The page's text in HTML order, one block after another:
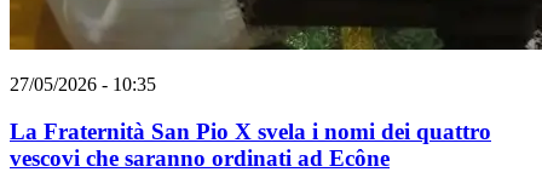
27/05/2026 - 10:35
La Fraternità San Pio X svela i nomi dei quattro
vescovi che saranno ordinati ad Ecône